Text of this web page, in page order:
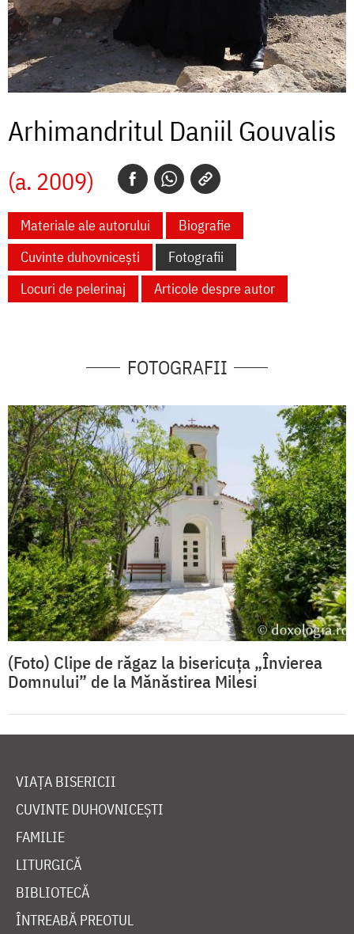
Arhimandritul Daniil Gouvalis
(a. 2009)
Materiale ale autorului
Biografie
Cuvinte duhovnicești
Fotografii
Locuri de pelerinaj
Articole despre autor
FOTOGRAFII
(Foto) Clipe de răgaz la bisericuța „Învierea
Domnului” de la Mănăstirea Milesi
VIAȚA BISERICII
CUVINTE DUHOVNICEȘTI
FAMILIE
LITURGICĂ
BIBLIOTECĂ
ÎNTREABĂ PREOTUL